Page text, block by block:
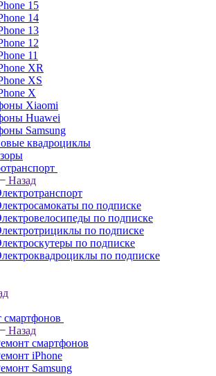
15
14
13
12
11
XR
XS
X
Xiaomi
Huawei
Samsung
квадроциклы
Назад
по подписке
по подписке
по подписке
по подписке
по подписке
смартфонов
Назад
смартфонов
iPhone
Samsung